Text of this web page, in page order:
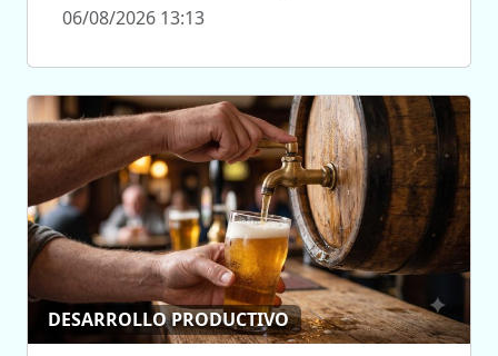
06/08/2026 13:13
DESARROLLO PRODUCTIVO